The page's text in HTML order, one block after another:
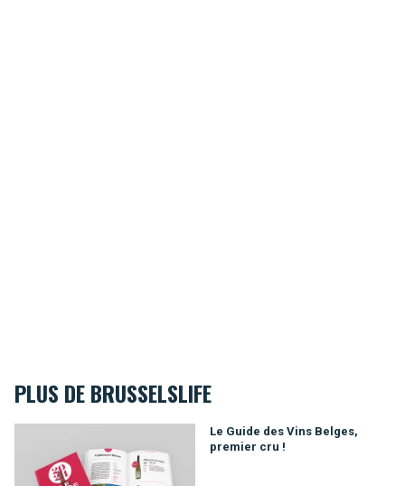
PLUS DE BRUSSELSLIFE
Le Guide des Vins Belges,
premier cru !
Le Guide des Vins Belges, premier cru !